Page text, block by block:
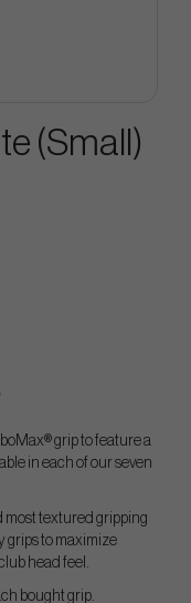
(Small)
grip to feature a
in each of our seven
most textured gripping
grips to maximize
head feel.
bought grip.